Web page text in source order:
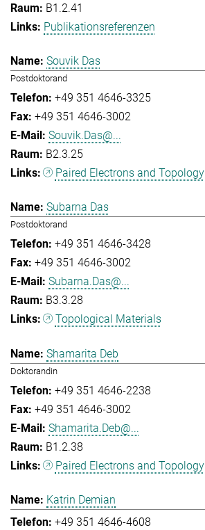
B1.2.41
Publikationsreferenzen
Souvik Das
Postdoktorand
+49 351 4646-3325
+49 351 4646-3002
Souvik.Das@...
B2.3.25
Paired Electrons and Topology
Subarna Das
Postdoktorand
+49 351 4646-3428
+49 351 4646-3002
Subarna.Das@...
B3.3.28
Topological Materials
Shamarita Deb
Doktorandin
+49 351 4646-2238
+49 351 4646-3002
Shamarita.Deb@...
B1.2.38
Paired Electrons and Topology
Katrin Demian
+49 351 4646-4608